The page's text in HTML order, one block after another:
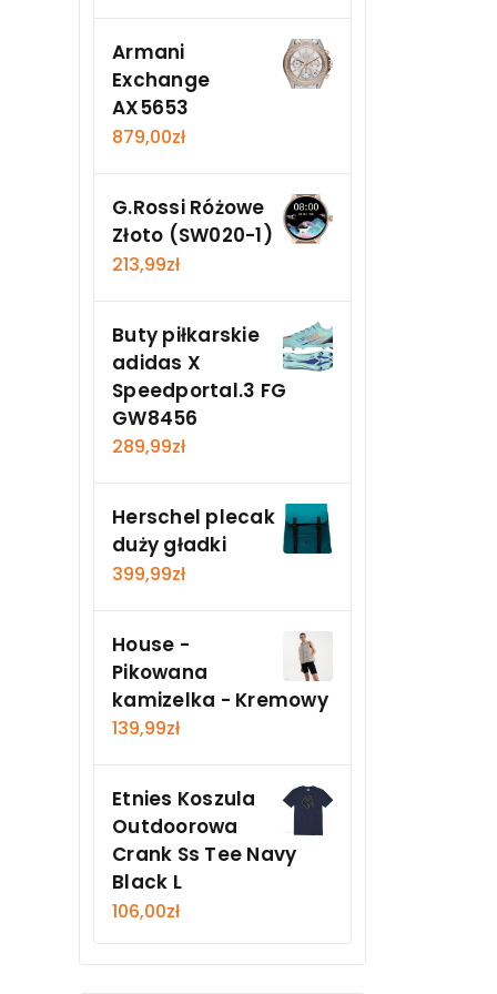
Armani
Exchange
AX5653
879,00zł
G.Rossi Różowe
Złoto (SW020-1)
213,99zł
Buty piłkarskie
adidas X
Speedportal.3 FG
GW8456
289,99zł
Herschel plecak
duży gładki
399,99zł
House -
Pikowana
kamizelka - Kremowy
139,99zł
Etnies Koszula
Outdoorowa
Crank Ss Tee Navy
Black L
106,00zł